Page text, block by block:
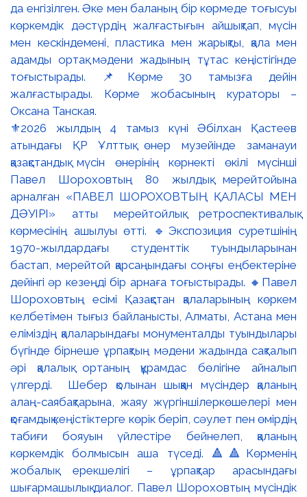
⚜️2026 жылдың 4 тамыз күні Әбілхан Қастеев
атындағы ҚР Ұлттық өнер музейінде заманауи
қазақстандық мүсін өнерінің көрнекті өкілі мүсінші
Павел Шороховтың 80 жылдық мерейтойына
арналған «ПАВЕЛ ШОРОХОВТЫҢ ҚАЛАСЫ МЕН
ДӘУІРІ» атты мерейтойлық ретроспективалық
көрмесінің ашылуы өтті. 🔹Экспозиция суретшінің
1970-жылдардағы студенттік туындыларынан
бастап, мерейтой қарсаңындағы соңғы еңбектеріне
дейінгі әр кезеңді бір арнаға тоғыстырады. 🔸Павел
Шороховтың есімі Қазақстан қалаларының көркем
келбетімен тығыз байланысты, Алматы, Астана мен
еліміздің қалаларындағы монументалды туындылары
бүгінде бірнеше ұрпақтың мәдени жадында сақталып
әрі қалалық ортаның құрамдас бөлігіне айналып
үлгерді. Шебер қолынан шыққан мүсіндер қаланың
алаң-саябақтарына, жаяу жүргіншілеркөшелері мен
қоғамдық кеңістіктерге көрік беріп, сәулет пен өмірдің
табиғи бояуын үйлестіре бейнелеп, қаланың
көркемдік болмысын аша түседі. 🔺🔺Көрменің
жобалық ерекшелігі – ұрпақтар арасындағы
шығармашылық диалог. Павел Шороховтың мүсіндік